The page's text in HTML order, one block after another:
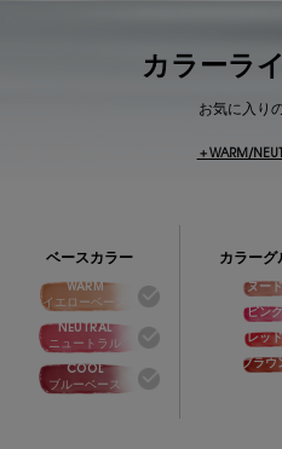
カラーラ
お気に入り
＋WARM/
ベースカラー
WARM
イエローベース
NEUTRAL
ニュートラル
COOL
ブルーベース
カラーグ
ヌード
ピンク
レッド
ブラウ